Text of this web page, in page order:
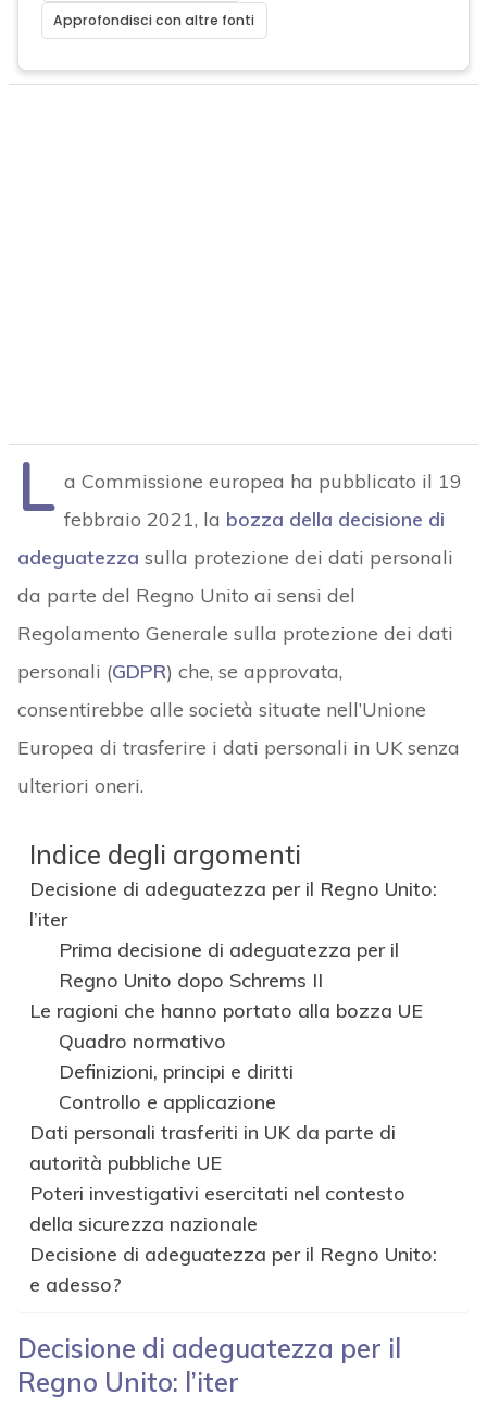
Approfondisci con altre fonti
L a Commissione europea ha pubblicato il 19
febbraio 2021, la bozza della decisione di
adeguatezza sulla protezione dei dati personali
da parte del Regno Unito ai sensi del
Regolamento Generale sulla protezione dei dati
personali (GDPR) che, se approvata,
consentirebbe alle società situate nell’Unione
Europea di trasferire i dati personali in UK senza
ulteriori oneri.
Indice degli argomenti
Decisione di adeguatezza per il Regno Unito:
l’iter
Prima decisione di adeguatezza per il
Regno Unito dopo Schrems II
Le ragioni che hanno portato alla bozza UE
Quadro normativo
Definizioni, principi e diritti
Controllo e applicazione
Dati personali trasferiti in UK da parte di
autorità pubbliche UE
Poteri investigativi esercitati nel contesto
della sicurezza nazionale
Decisione di adeguatezza per il Regno Unito:
e adesso?
Decisione di adeguatezza per il
Regno Unito: l’iter